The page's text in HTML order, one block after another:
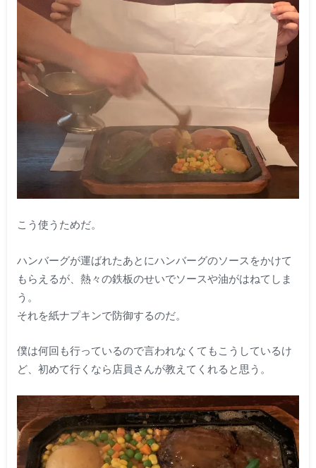
こう使うためだ。
ハンバーグが運ばれたあとにハンバーグのソースをかけて
もらえるが、熱々の鉄板のせいでソースや油がはねてしま
う。
それを紙ナプキンで防御するのだ。
僕は何回も行っているので言われなくてもこうしているけ
ど、初めて行くなら店員さんが教えてくれると思う。